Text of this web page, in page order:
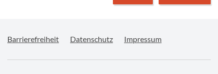
Barrierefreiheit Datenschutz Impressum